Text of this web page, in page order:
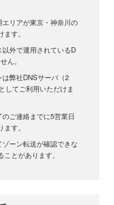
リアが東京・神奈川の
す。
外で運用されているD
ん。
弊社DNSサーバ（2
してご利用いただけま
ご連絡までに5営業日
す。
ーン転送が確認できな
とがあります。